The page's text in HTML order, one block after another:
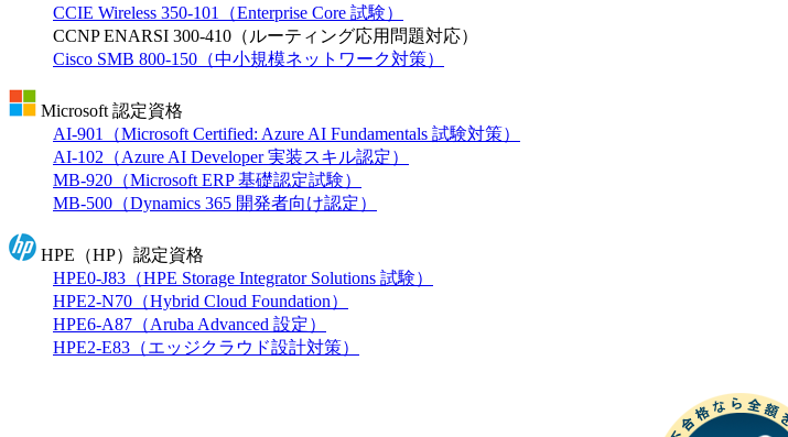
CCIE Wireless 350-101（Enterprise Core 試験）
CCNP ENARSI 300-410（ルーティング応用問題対応）
Cisco SMB 800-150（中小規模ネットワーク対策）
Microsoft 認定資格
AI-901（Microsoft Certified: Azure AI Fundamentals 試験対策）
AI-102（Azure AI Developer 実装スキル認定）
MB-920（Microsoft ERP 基礎認定試験）
MB-500（Dynamics 365 開発者向け認定）
HPE（HP）認定資格
HPE0-J83（HPE Storage Integrator Solutions 試験）
HPE2-N70（Hybrid Cloud Foundation）
HPE6-A87（Aruba Advanced 設定）
HPE2-E83（エッジクラウド設計対策）